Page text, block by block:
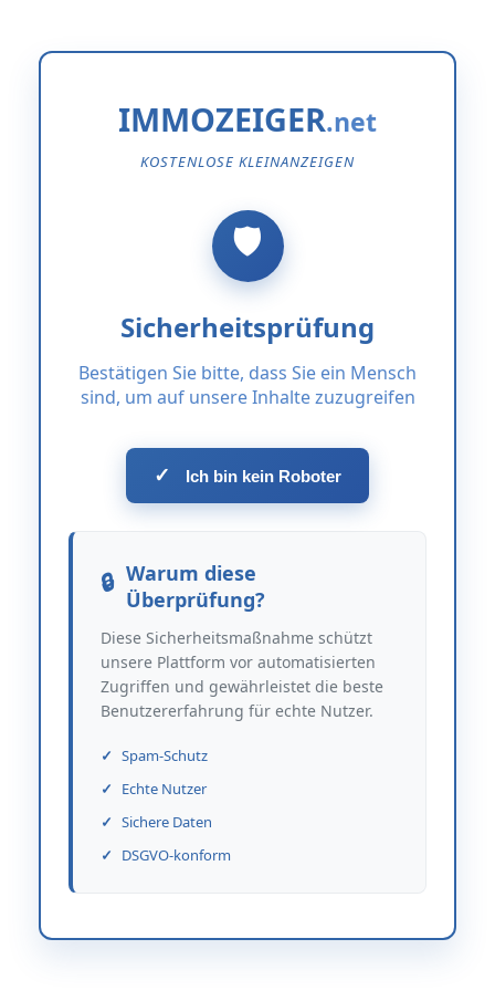
IMMOZEIGER
KOSTENLOSE KLEINANZEIGEN
Sicherheitsprüfung
Bestätigen Sie bitte, dass Sie ein Mensch
sind, um auf unsere Inhalte zuzugreifen
✓ Ich bin kein Roboter
Warum diese
Überprüfung?
Diese Sicherheitsmaßnahme schützt
unsere Plattform vor automatisierten
Zugriffen und gewährleistet die beste
Benutzererfahrung für echte Nutzer.
Spam-Schutz
Echte Nutzer
Sichere Daten
DSGVO-konform